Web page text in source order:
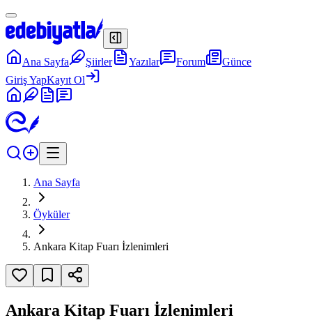
Ana Sayfa Şiirler Yazılar Forum
Günce
Giriş YapKayıt Ol
Ana Sayfa
Öyküler
Ankara Kitap Fuarı İzlenimleri
Ankara Kitap Fuarı İzlenimleri